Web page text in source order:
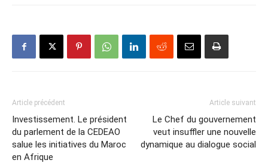
Article précédent
Investissement. Le président
du parlement de la CEDEAO
salue les initiatives du Maroc
en Afrique
Article suivant
Le Chef du gouvernement
veut insuffler une nouvelle
dynamique au dialogue social